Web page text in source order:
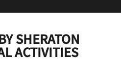
SHERATON
ACTIVITIES